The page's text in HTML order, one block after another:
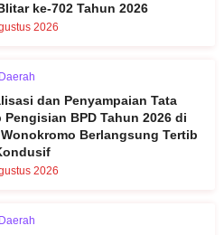
ke-702 Tahun 2026
2026
dan Penyampaian Tata
Pengisian BPD Tahun 2026 di
Wonokromo Berlangsung Tertib
2026